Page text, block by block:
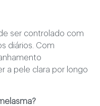
ser controlado com
diários. Com
a pele clara por longo